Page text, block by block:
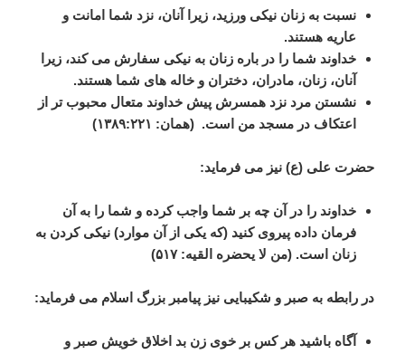
نسبت به زنان نیکی ورزید، زیرا آنان، نزد شما امانت و
عاریه هستند.
خداوند شما را در باره زنان به نیکی سفارش می کند، زیرا
آنان، زنان، مادران، دختران و خاله های شما هستند.
نشستن مرد نزد همسرش پیش خداوند متعال محبوب تر
از
اعتکاف در مسجد من است. (همان: ۱۳۸۹:۲۲۱ )
حضرت علی (ع)نیز می فرماید:
خداوند را در آن چه بر شما واجب کرده و شما را به آن
فرمان داده پیروی کنید (که یکی از آن موارد)نیکی کردن به
زنان است. (من لا یحضره القیه:۵۱۷)
در رابطه به صبر و شکیبایی نیز پیامبر بزرگ اسلام می فرماید:
آگاه باشید هر کس بر خوی زن بد اخلاق خویش صبر و